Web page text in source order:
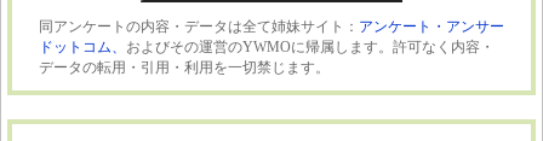
同アンケートの内容・データは全て姉妹サイト： アンケート・アンサー
ドットコム、 およびその運営のYWMOに帰属します。許可なく内容・
データの転用・引用・利用を一切禁じます。